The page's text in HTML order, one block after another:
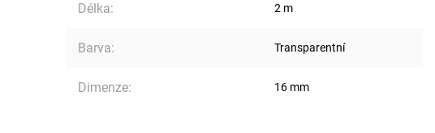
Délka: 2 m
Barva: Transparentní
Dimenze: 16 mm